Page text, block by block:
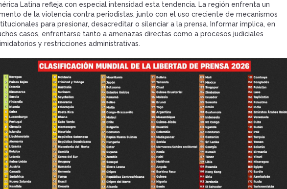
Latina refleja con especial intensidad esta tendencia. La región enfrenta un
de la violencia contra periodistas, junto con el uso creciente de mecanismos
para presionar, desacreditar o silenciar a la prensa. Informar implica, en
casos, enfrentarse tanto a amenazas directas como a procesos judiciales
y restricciones administrativas.